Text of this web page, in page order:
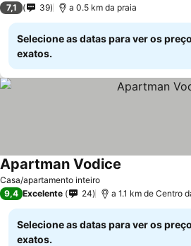
7,1 39 a 0.5 km da praia
Selecione as datas para ver os
exatos.
Casa/apartamento inteiro
Apartman Vodice
9,4 Excelente 24 a 1.1 km de Centro
Selecione as datas para ver os
exatos.